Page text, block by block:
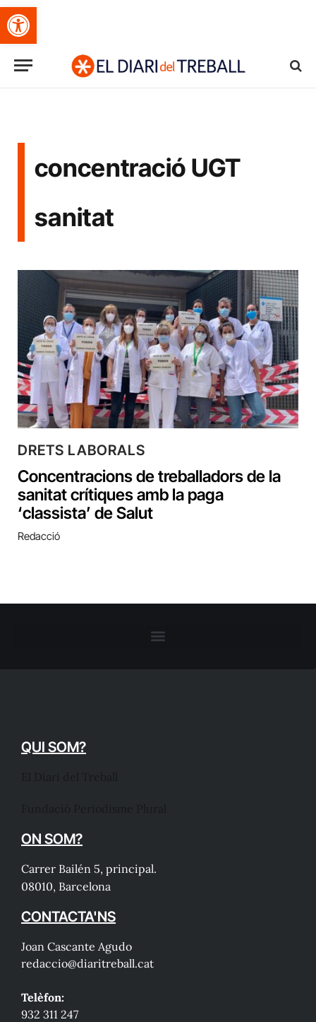
Obre la barra d'eines
concentració UGT
sanitat
DRETS LABORALS
Concentracions de treballadors de la
sanitat crítiques amb la paga
‘classista’ de Salut
Redacció
QUI SOM?
ON SOM?
Carrer Bailén 5, principal.
08010, Barcelona
CONTACTA'NS
Joan Cascante Agudo
redaccio@diaritreball.cat
Telèfon:
932 311 247